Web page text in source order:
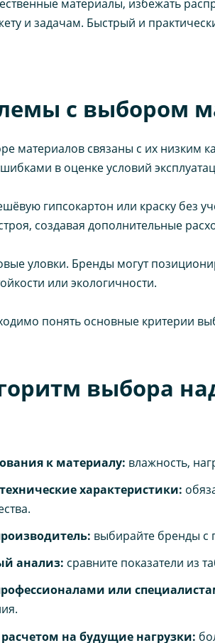
материалы, избежать
и задачам. Быстрый и
с выбором
материалов связаны с их низким
в оценке условий
гипсокартон или краску без
создавая дополнительные
уловки. Бренды могут
или экологичности.
понять основные критерии
выбора
к материалу: влажность,
характеристики:
выбирайте бренды с
анализ: сравните показатели из
или
на будущие нагрузки: